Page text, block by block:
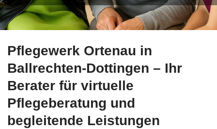
Pflegewerk Ortenau in
Ballrechten-Dottingen – Ihr
Berater für virtuelle
Pflegeberatung und
begleitende Leistungen